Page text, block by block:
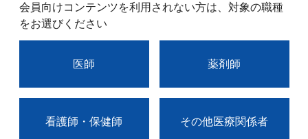
会員向けコンテンツを利用されない方は、対象の職種
をお選びください
医師 薬剤師
看護師・保健師 その他医療関係者